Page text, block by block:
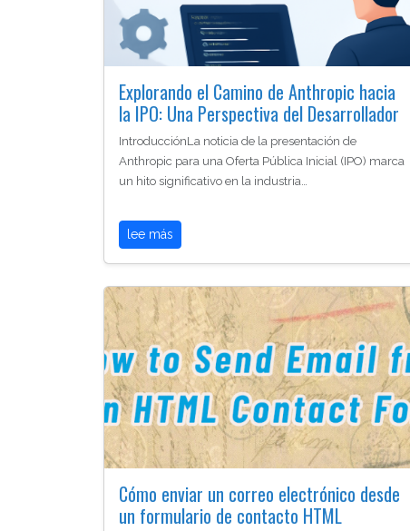
Explorando el Camino de Anthropic hacia
la IPO: Una Perspectiva del Desarrollador
IntroducciónLa noticia de la presentación de
Anthropic para una Oferta Pública Inicial (IPO) marca
un hito significativo en la industria…
lee más
Cómo enviar un correo electrónico desde
un formulario de contacto HTML